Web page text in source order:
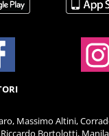
Massimo Altini,
Bortolotti,